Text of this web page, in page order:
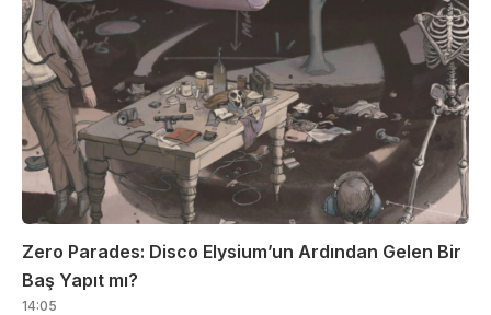
Zero Parades: Disco Elysium’un Ardından Gelen Bir
Baş Yapıt mı?
14:05